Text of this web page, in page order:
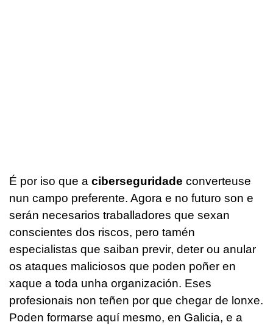
É por iso que a ciberseguridade converteuse
nun campo preferente. Agora e no futuro son e
serán necesarios traballadores que sexan
conscientes dos riscos, pero tamén
especialistas que saiban previr, deter ou anular
os ataques maliciosos que poden poñer en
xaque a toda unha organización. Eses
profesionais non teñen por que chegar de lonxe.
Poden formarse aquí mesmo, en Galicia, e a